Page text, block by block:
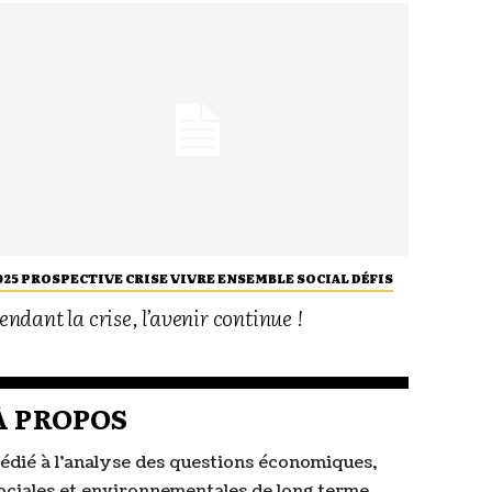
PROSPECTIVE CRISE VIVRE ENSEMBLE SOCIAL DÉFIS
la crise, l’avenir continue !
PROPOS
à l’analyse des questions économiques,